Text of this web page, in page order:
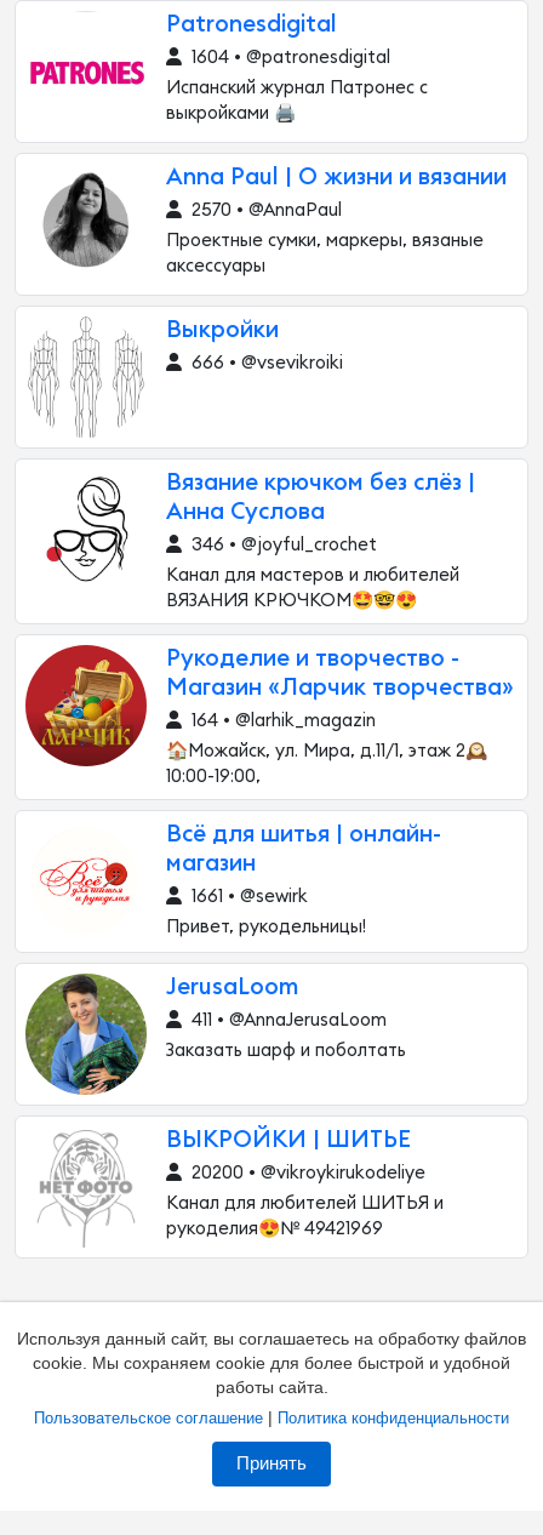
Patronesdigital
1604 • @patronesdigital
Испанский журнал Патронес с
выкройками 🖨
Anna Paul | О жизни и вязании
2570 • @AnnaPaul
Проектные сумки, маркеры, вязаные
аксессуары
Выкройки
666 • @vsevikroiki
Вязание крючком без слёз |
Анна Суслова
346 • @joyful_crochet
Канал для мастеров и любителей
ВЯЗАНИЯ КРЮЧКОМ🤩🤓😍
Рукоделие и творчество -
Магазин «Ларчик творчества»
164 • @larhik_magazin
🏠Можайск, ул. Мира, д.11/1, этаж 2🕰
10:00-19:00,
Всё для шитья | онлайн-
магазин
1661 • @sewirk
Привет, рукодельницы!
JerusaLoom
411 • @AnnaJerusaLoom
Заказать шарф и поболтать
ВЫКРОЙКИ | ШИТЬЕ
20200 • @vikroykirukodeliye
Канал для любителей ШИТЬЯ и
рукоделия😍№ 49421969
Контакты
Используя данный сайт, вы соглашаетесь на обработку файлов
cookie. Мы сохраняем cookie для более быстрой и удобной
работы сайта.
Пользовательское соглашение | Политика конфиденциальности
Принять